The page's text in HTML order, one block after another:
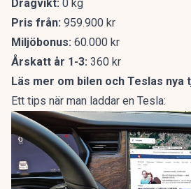
Dragvikt: 0 kg
Pris från: 959.900 kr
Miljöbonus: 60.000 kr
Årskatt år 1-3: 360 kr
Läs mer om bilen och Teslas nya
Ett tips när man laddar en Tesla: